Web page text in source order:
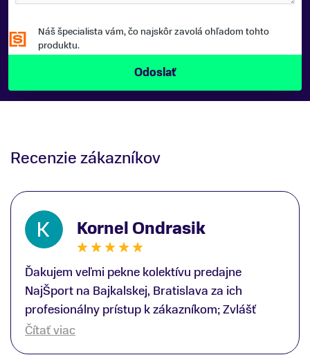
Náš špecialista vám, čo najskôr zavolá ohľadom tohto
produktu.
Recenzie zákazníkov
Kornel Ondrasik
Ďakujem veľmi pekne kolektívu predajne
NajŠport na Bajkalskej, Bratislava za ich
profesionálny prístup k zákazníkom; Zvlášť
ďakujem špecialistovi Martinovi Gunišovi za
Čítať viac